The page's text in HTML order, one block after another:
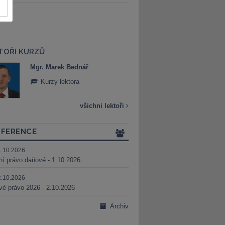
KURZŮ
Mgr. Marek Bednář
Kurzy lektora
všichni lektoři
právo daňové - 1.10.2026
právo 2026 - 2.10.2026
Archiv